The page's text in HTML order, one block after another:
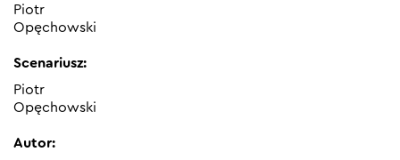
Piotr
Opęchowski
Scenariusz:
Piotr
Opęchowski
Autor: